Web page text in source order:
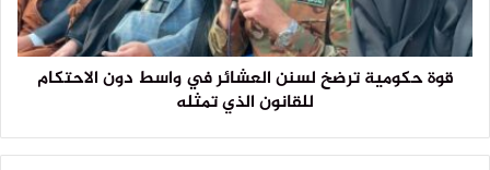
قوة حكومية ترضخ لسنن العشائر في واسط دون الاحتكام
للقانون الذي تمثله